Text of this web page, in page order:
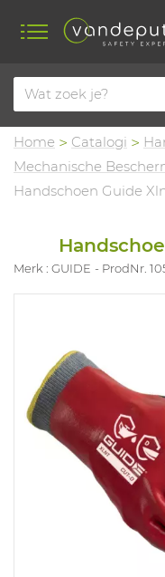
Home Catalogi
Mechanische
Handschoen Guide
Merk : GUIDE ProdNr.